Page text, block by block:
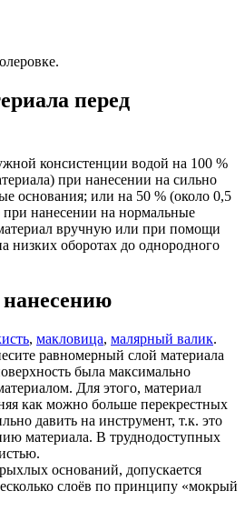
перед
консистенции водой на 100 %
при нанесении на сильно
основания; или на 50 % (около 0,5
нанесении на нормальные
вручную или при помощи
низких оборотах до однородного
, макловица, малярный валик.
равномерный слой материала
была максимально
Для этого, материал
как можно больше перекрестных
давить на инструмент, т.к. это
материала. В труднодоступных
оснований, допускается
слоёв по принципу «мокрый